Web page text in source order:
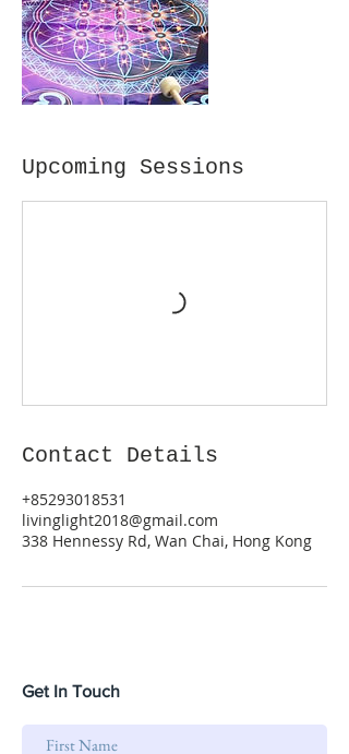
Upcoming Sessions
Contact Details
+85293018531
livinglight2018@gmail.com
338 Hennessy Rd, Wan Chai, Hong Kong
Get In Touch